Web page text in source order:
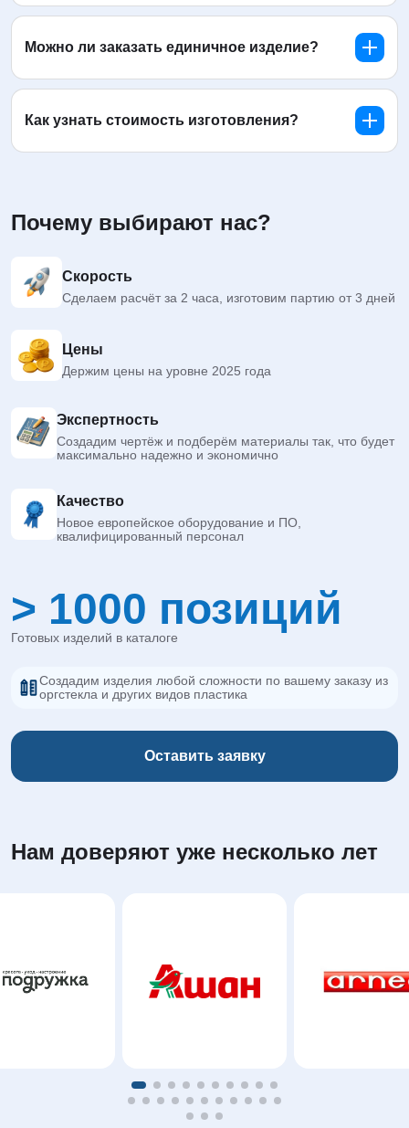
Можно ли заказать единичное изделие?
Как узнать стоимость изготовления?
Почему выбирают нас?
Скорость
Сделаем расчёт за 2 часа, изготовим партию от 3 дней
Цены
Держим цены на уровне 2025 года
Экспертность
Создадим чертёж и подберём материалы так, что будет
максимально надежно и экономично
Качество
Новое европейское оборудование и ПО,
квалифицированный персонал
> 1000 позиций
Готовых изделий в каталоге
Создадим изделия любой сложности по вашему заказу из
оргстекла и других видов пластика
Оставить заявку
Нам доверяют уже несколько лет